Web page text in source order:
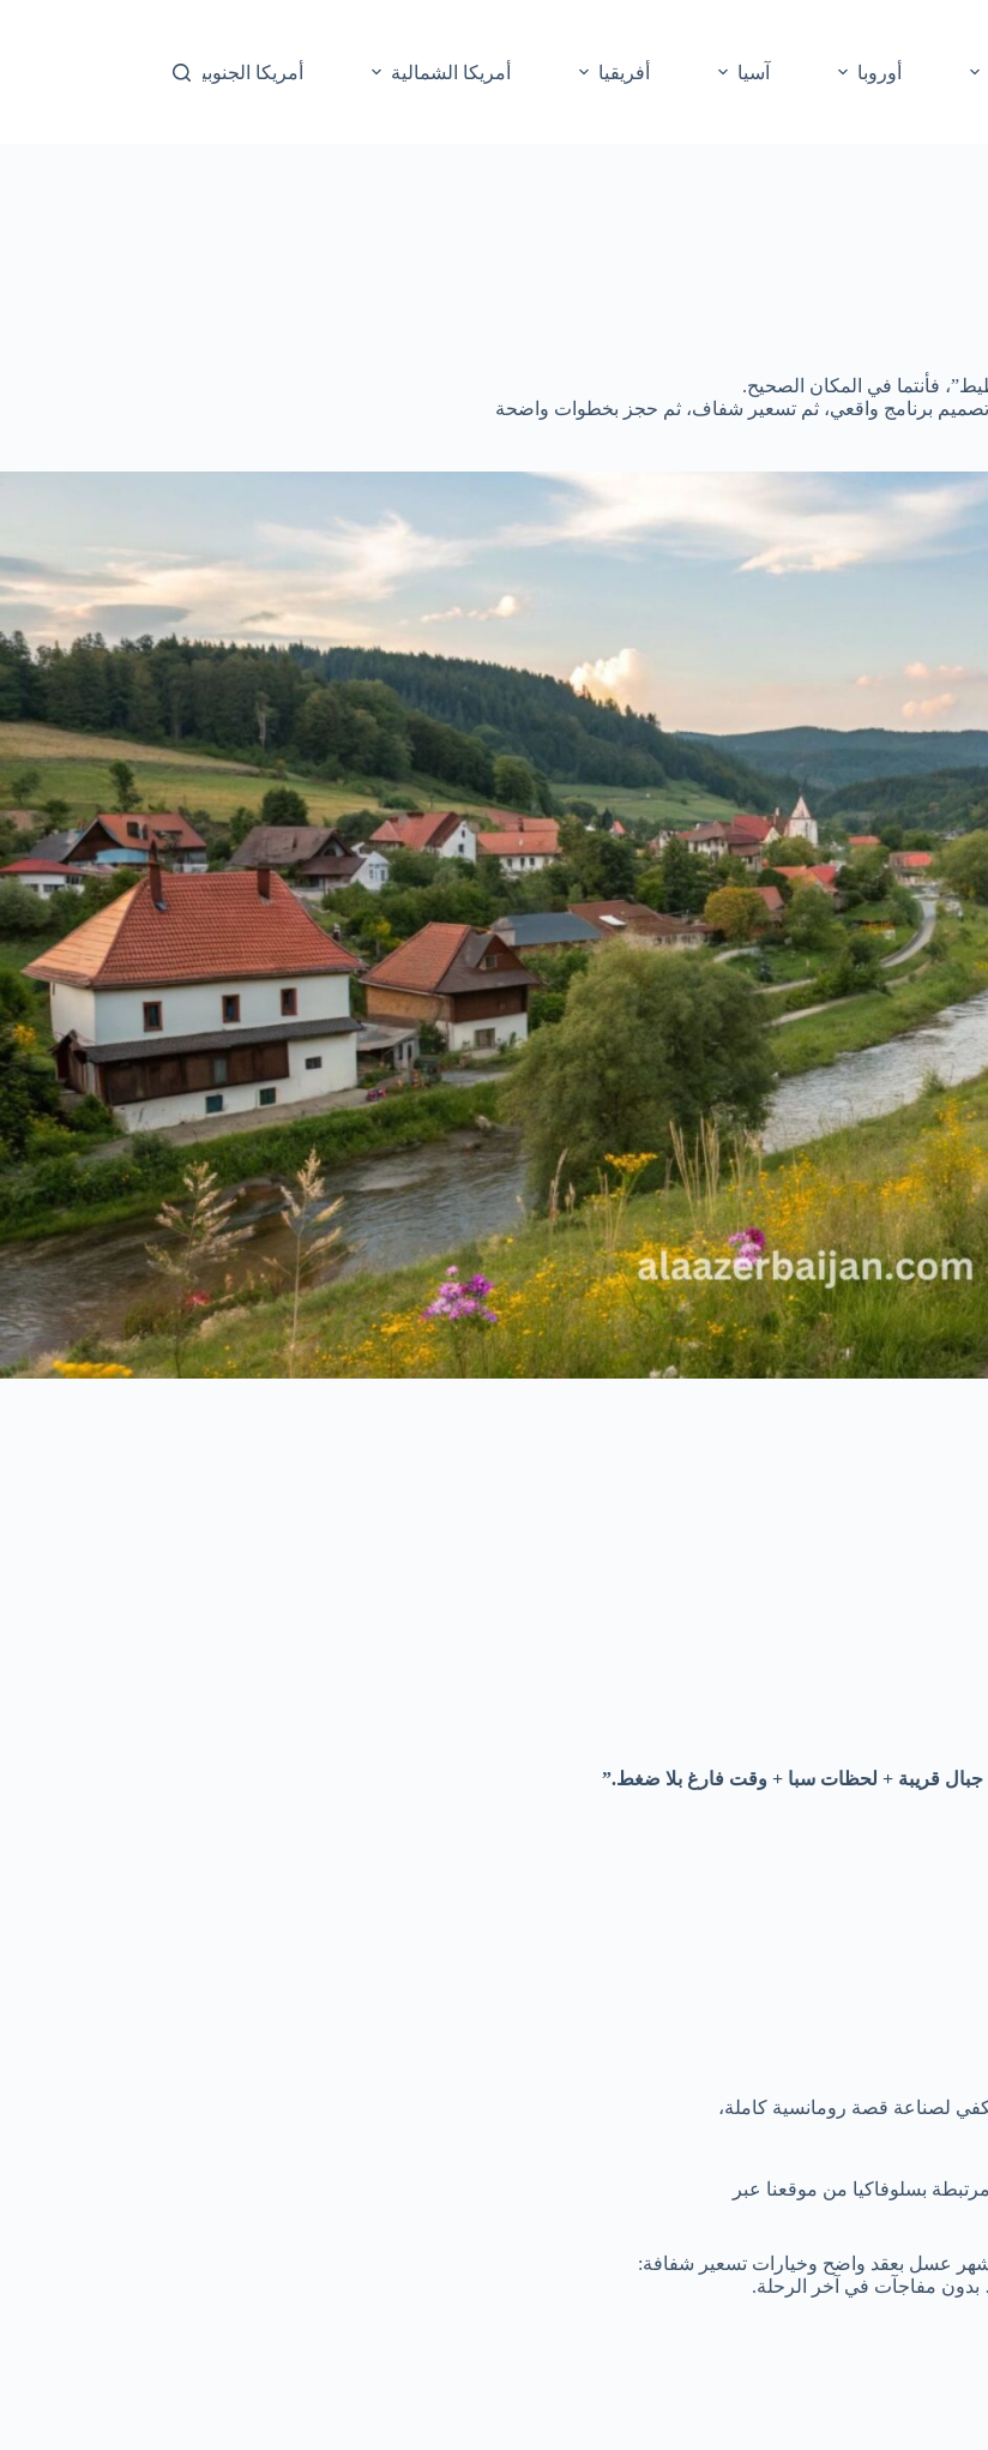
أوروبا آسيا أفريقيا أمريكا الشمالية أمريكا الجنوبية
فأنتما في المكان الصحيح.
تصميم برنامج واقعي، ثم تسعير شفاف، ثم حجز بخطوات واضحة
قريبة + لحظات سبا + وقت فارغ بلا ضغط.”
لصناعة قصة رومانسية كاملة،
بسلوفاكيا من موقعنا عبر
عسل بعقد واضح وخيارات تسعير شفافة:
بدون مفاجآت في آخر الرحلة.